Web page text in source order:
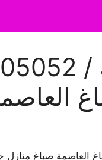
العاصمة صباغ